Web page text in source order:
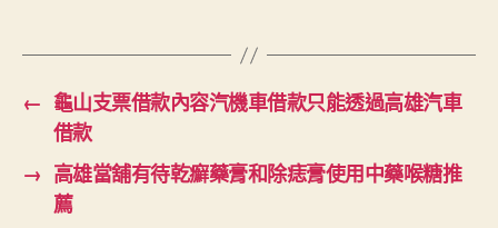
← 龜山支票借款內容汽機車借款只能透過高雄汽車
借款
→ 高雄當舖有待乾癬藥膏和除痣膏使用中藥喉糖推
薦